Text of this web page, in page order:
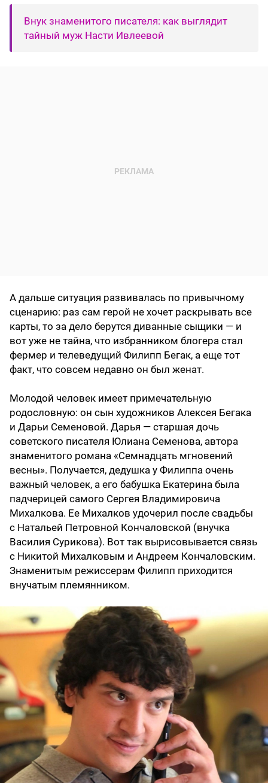
Внук знаменитого писателя: как выглядит
тайный муж Насти Ивлеевой
А дальше ситуация развивалась по привычному
сценарию: раз сам герой не хочет раскрывать все
карты, то за дело берутся диванные сыщики — и
вот уже не тайна, что избранником блогера стал
фермер и телеведущий Филипп Бегак, а еще тот
факт, что совсем недавно он был женат.
Молодой человек имеет примечательную
родословную: он сын художников Алексея Бегака
и Дарьи Семеновой. Дарья — старшая дочь
советского писателя Юлиана Семенова, автора
знаменитого романа «Семнадцать мгновений
весны». Получается, дедушка у Филиппа очень
важный человек, а его бабушка Екатерина была
падчерицей самого Сергея Владимировича
Михалкова. Ее Михалков удочерил после свадьбы
с Натальей Петровной Кончаловской (внучка
Василия Сурикова). Вот так вырисовывается связь
с Никитой Михалковым и Андреем Кончаловским.
Знаменитым режиссерам Филипп приходится
внучатым племянником.